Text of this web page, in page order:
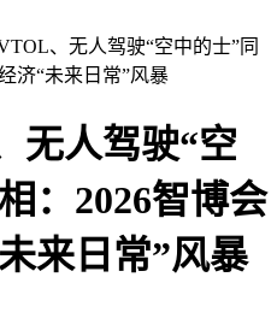
、无人驾驶“空中的士”同
济“未来日常”风暴
无人驾驶“空
：2026智博会
来日常”风暴